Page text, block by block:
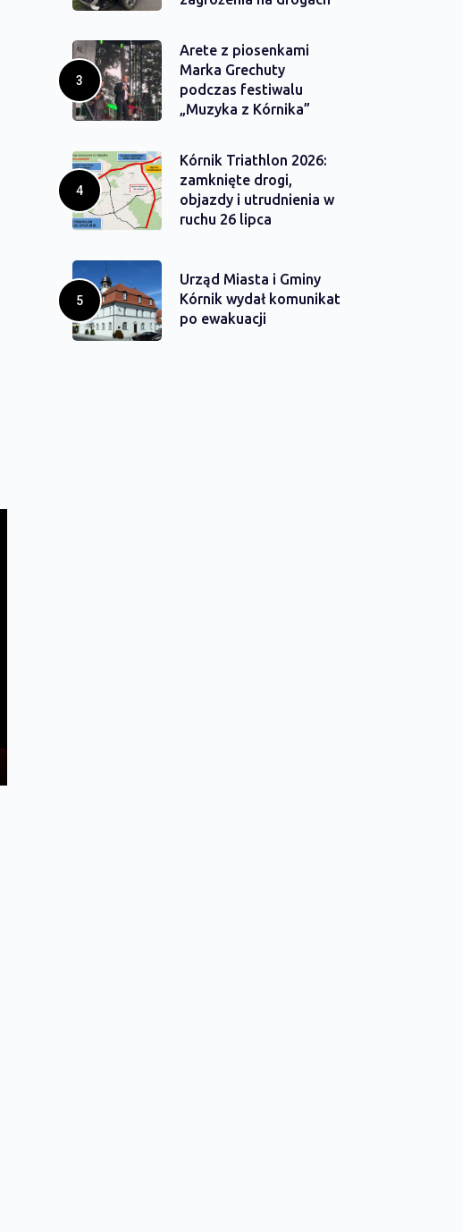
Arete z piosenkami
Marka Grechuty
podczas festiwalu
„Muzyka z Kórnika”
Kórnik Triathlon 2026:
zamknięte drogi,
objazdy i utrudnienia w
ruchu 26 lipca
Urząd Miasta i Gminy
Kórnik wydał komunikat
po ewakuacji